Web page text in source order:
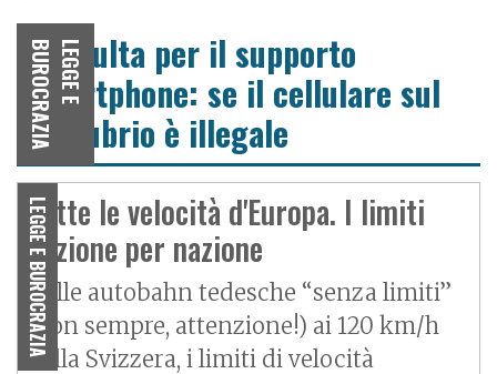
L
E
G
G
E
E
B
U
R
O
C
R
A
Z
I
A
La multa per il supporto
smartphone: se il cellulare sul
manubrio è illegale
LEGGE E BUROCRAZIA
Tutte le velocità d'Europa. I limiti
nazione per nazione
Dalle autobahn tedesche “senza limiti”
(non sempre, attenzione!) ai 120 km/h
della Svizzera, i limiti di velocità